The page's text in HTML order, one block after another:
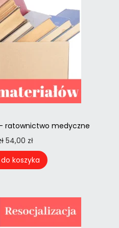
ratownictwo medyczne
54,00 zł
koszyka